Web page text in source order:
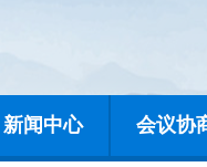
新闻中心 会议协